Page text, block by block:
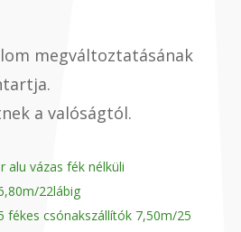
megváltoztatásának
a valóságtól.
alu vázas fék nélküli
22lábig
fékes csónakszállítók 7,50m/25